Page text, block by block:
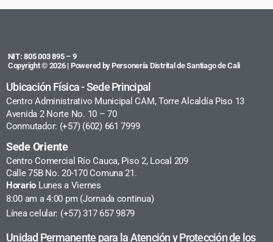
NIT: 805 003 895 – 9
Copyright © 2026 | Powered by Personería Distrital de Santiago de Cali
Ubicación Física - Sede Principal
Centro Administrativo Municipal CAM, Torre Alcaldía Piso 13
Avenida 2 Norte No. 10 – 70
Conmutador: (+57) (602) 661 7999
Sede Oriente
Centro Comercial Río Cauca, Piso 2, Local 209
Calle 75B No. 20-170 Comuna 21.
Horario Lunes a Viernes
8:00 am a 4:00 pm (Jornada continua)
Línea celular: (+57) 317 657 9879
Unidad Permanente para la Atención y Protección de los